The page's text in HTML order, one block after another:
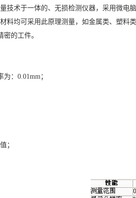
技术于一体的、无损检测仪器，采用微
料均可采用此原理测量，如金属类、塑
的工件。
：0.01mm；
；